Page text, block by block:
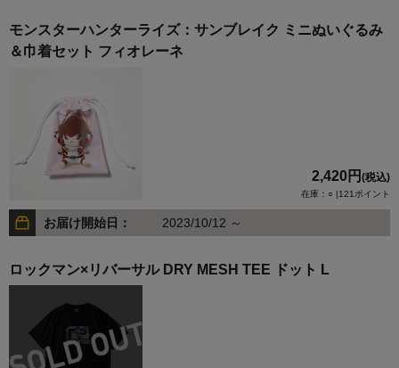
モンスターハンターライズ：サンブレイク ミニぬいぐるみ
＆巾着セット フィオレーネ
2,420円 (税込)
在庫：○ |121ポイント
お届け開始日： 2023/10/12 ～
ロックマン×リバーサル DRY MESH TEE ドット L